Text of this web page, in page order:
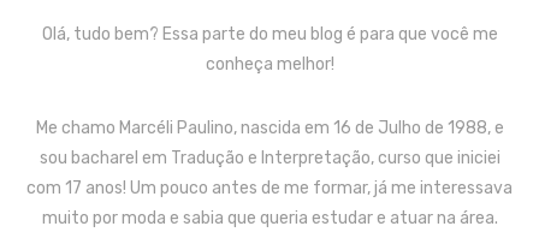
Olá, tudo bem? Essa parte do meu blog é para que você me
conheça melhor!
Me chamo Marcéli Paulino, nascida em 16 de Julho de 1988, e
sou bacharel em Tradução e Interpretação, curso que iniciei
com 17 anos! Um pouco antes de me formar, já me interessava
muito por moda e sabia que queria estudar e atuar na área.